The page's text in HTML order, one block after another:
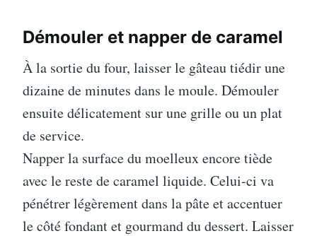
Démouler et napper de caramel
À la sortie du four, laisser le gâteau tiédir une
dizaine de minutes dans le moule. Démouler
ensuite délicatement sur une grille ou un plat
de service.
Napper la surface du moelleux encore tiède
avec le reste de caramel liquide. Celui-ci va
pénétrer légèrement dans la pâte et accentuer
le côté fondant et gourmand du dessert. Laisser